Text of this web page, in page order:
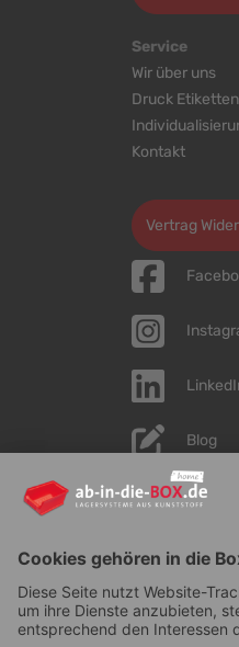
Service
Wir über uns
Druck Etiketten
Kontakt
Vertrag
Blog
YouTube